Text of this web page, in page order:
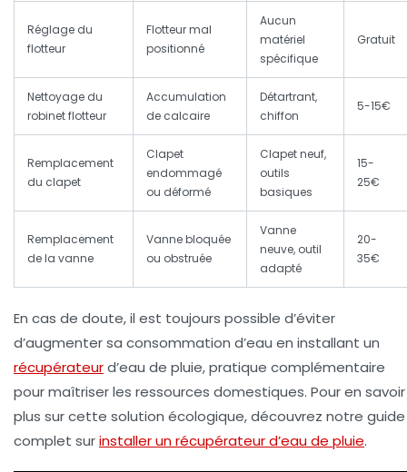
Réglage du
flotteur
Flotteur mal
positionné
Aucun
matériel
spécifique
Gratuit
Nettoyage du
robinet flotteur
Accumulation
de calcaire
Détartrant,
chiffon
5-15€
Remplacement
du clapet
Clapet
endommagé
ou déformé
Clapet neuf,
outils
basiques
15-
25€
Remplacement
de la vanne
Vanne bloquée
ou obstruée
Vanne
neuve, outil
adapté
20-
35€
En cas de doute, il est toujours possible d’éviter
d’augmenter sa consommation d’eau en installant un
récupérateurd’eau de pluie, pratique complémentaire
pour maîtriser les ressources domestiques. Pour en savoir
plus sur cette solution écologique, découvrez notre guide
complet surinstaller un récupérateur d’eau de pluie.